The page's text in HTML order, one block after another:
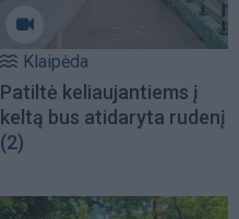
Klaipėda
Patiltė keliaujantiems į
keltą bus atidaryta rudenį
(2)